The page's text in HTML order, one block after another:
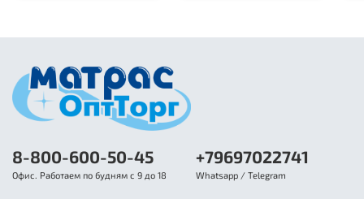
8-800-600-50-45
Офис. Работаем по будням с 9 до 18
+79697022741
Whatsapp / Telegram